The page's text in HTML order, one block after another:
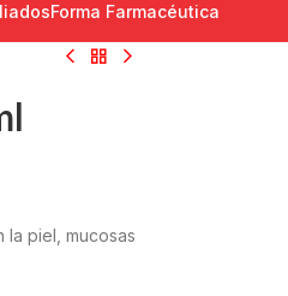
Forma Farmacéutica
la piel, mucosas